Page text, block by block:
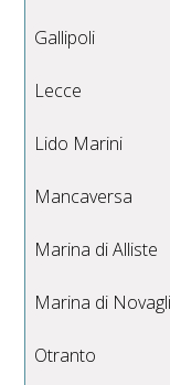
Gallipoli
Lecce
Lido Marini
Mancaversa
Marina di Alliste
Marina di
Otranto